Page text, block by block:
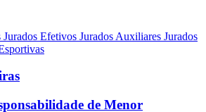
Jurados Efetivos Jurados Auxiliares Jurados
de Menor